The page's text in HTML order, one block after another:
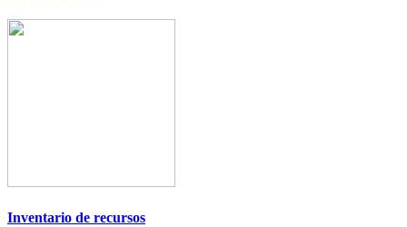
Inventario de recursos